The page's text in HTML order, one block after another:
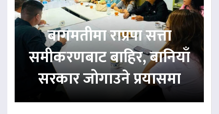
बागमतीमा राप्रपा सत्ता
समीकरणबाट बाहिर, बानियाँ
सरकार जोगाउने प्रयासमा